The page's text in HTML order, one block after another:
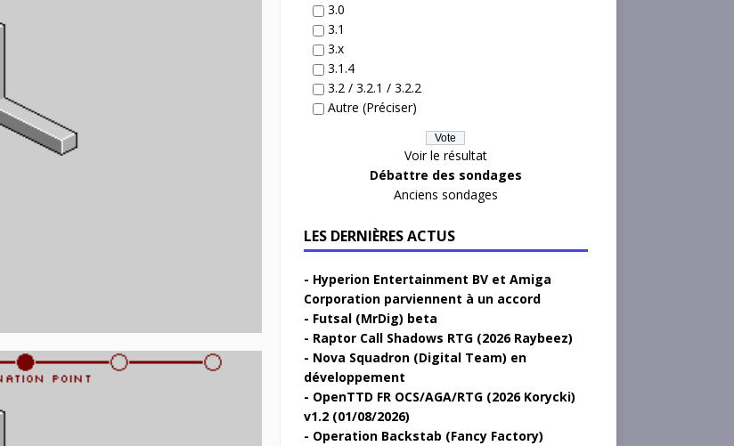
3.0
3.1
3.x
3.1.4
3.2 / 3.2.1 / 3.2.2
Autre (Préciser)
Voir le résultat
Débattre des sondages
Anciens sondages
LES DERNIÈRES ACTUS
Hyperion Entertainment BV et Amiga
Corporation parviennent à un accord
Futsal (MrDig) beta
Raptor Call Shadows RTG (2026 Raybeez)
Nova Squadron (Digital Team) en
développement
OpenTTD FR OCS/AGA/RTG (2026 Korycki)
v1.2 (01/08/2026)
Operation Backstab (Fancy Factory)